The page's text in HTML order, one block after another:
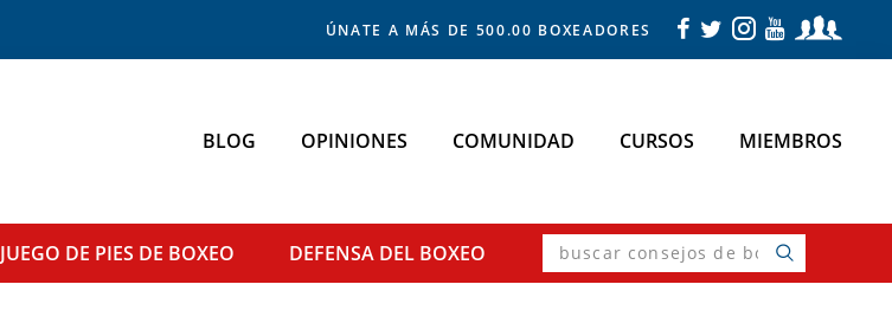
ÚNATE A MÁS DE 500.00 BOXEADORES
BLOG OPINIONES COMUNIDAD CURSOS MIEMBROS
JUEGO DE PIES DE BOXEO DEFENSA DEL BOXEO buscar
consejos
de
boxeo